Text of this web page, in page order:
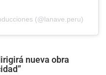
(@lanave.peru)
nueva obra